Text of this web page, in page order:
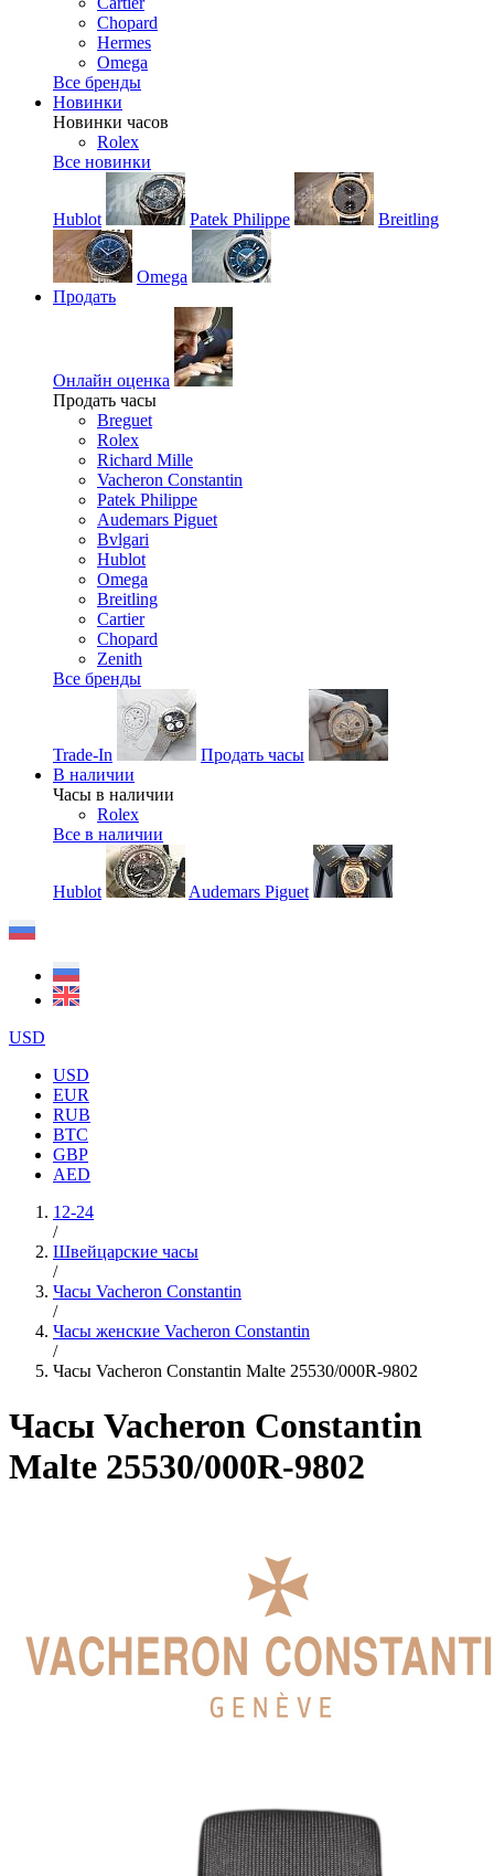
Chopard
Hermes
Omega
Все бренды
Новинки
Новинки часов
Rolex
Все новинки
Hublot Patek Philippe Breitling
Omega
Продать
Онлайн оценка
Продать часы
Breguet
Rolex
Richard Mille
Vacheron Constantin
Patek Philippe
Audemars Piguet
Bvlgari
Hublot
Omega
Breitling
Cartier
Chopard
Zenith
Все бренды
Trade-In
Продать часы
В наличии
Часы в наличии
Rolex
Все в наличии
Hublot Audemars Piguet
USD
USD
EUR
RUB
BTC
GBP
AED
12-24
/
Швейцарские часы
/
Часы Vacheron Constantin
/
Часы женские Vacheron Constantin
/
Часы Vacheron Constantin Malte 25530/000R-9802
Часы Vacheron Constantin
Malte 25530/000R-9802